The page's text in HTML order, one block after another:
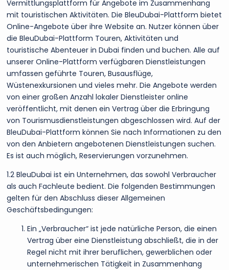
Vermittlungsplattform für Angebote im Zusammenhang
mit touristischen Aktivitäten. Die BleuDubai-Plattform bietet
Online-Angebote über ihre Website an. Nutzer können über
die BleuDubai-Plattform Touren, Aktivitäten und
touristische Abenteuer in Dubai finden und buchen. Alle auf
unserer Online-Plattform verfügbaren Dienstleistungen
umfassen geführte Touren, Busausflüge,
Wüstenexkursionen und vieles mehr. Die Angebote werden
von einer großen Anzahl lokaler Dienstleister online
veröffentlicht, mit denen ein Vertrag über die Erbringung
von Tourismusdienstleistungen abgeschlossen wird. Auf der
BleuDubai-Plattform können Sie nach Informationen zu den
von den Anbietern angebotenen Dienstleistungen suchen.
Es ist auch möglich, Reservierungen vorzunehmen.
1.2 BleuDubai ist ein Unternehmen, das sowohl Verbraucher
als auch Fachleute bedient. Die folgenden Bestimmungen
gelten für den Abschluss dieser Allgemeinen
Geschäftsbedingungen:
Ein „Verbraucher“ ist jede natürliche Person, die einen
Vertrag über eine Dienstleistung abschließt, die in der
Regel nicht mit ihrer beruflichen, gewerblichen oder
unternehmerischen Tätigkeit in Zusammenhang